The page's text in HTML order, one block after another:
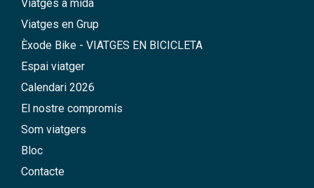
Viatges a mida
Viatges en Grup
Èxode Bike - VIATGES EN BICICLETA
Espai viatger
Calendari 2026
El nostre compromís
Som viatgers
Bloc
Contacte